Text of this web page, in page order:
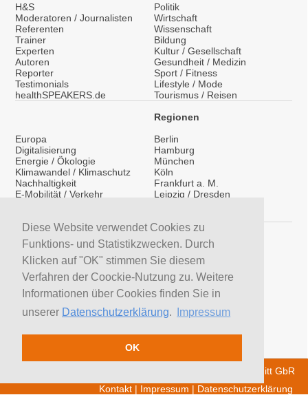
Diese Website verwendet Cookies zu
Funktions- und Statistikzwecken. Durch
Klicken auf "OK" stimmen Sie diesem
Verfahren der Coockie-Nutzung zu. Weitere
Informationen über Cookies finden Sie in
unserer Datenschutzerklärung. Impressum
OK
H&S
Moderatoren / Journalisten
Referenten
Trainer
Experten
Autoren
Reporter
Testimonials
healthSPEAKERS.de
Politik
Wirtschaft
Wissenschaft
Bildung
Kultur / Gesellschaft
Gesundheit / Medizin
Sport / Fitness
Lifestyle / Mode
Tourismus / Reisen
Europa
Digitalisierung
Energie / Ökologie
Klimawandel / Klimaschutz
Nachhaltigkeit
E-Mobilität / Verkehr
Vorträge / Keynotes
Regionen
Berlin
Hamburg
München
Köln
Frankfurt a. M.
Leipzig / Dresden
Service
LinkedIn
YouTube Moderatoren
YouTube Referenten
H&S News
Moderatoren suchen
Trainer suchen
© 2026 H&S Medienservice - Tobias Hoffmann Rita Schmitt GbR
Kontakt | Impressum | Datenschutzerklärung